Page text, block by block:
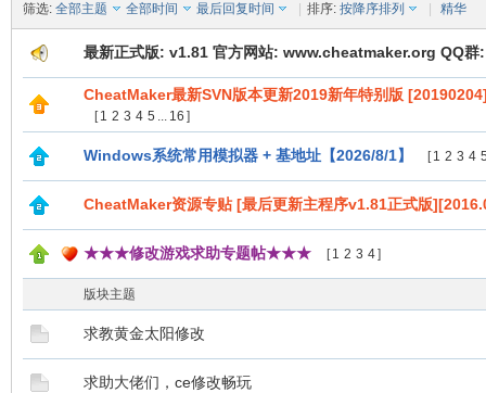
筛选: 全部主题 全部时间 最后回复时间 排序: 按降序排列 精华
最新正式版: v1.81 官方网站: www.cheatmaker.org QQ群
CheatMaker最新SVN版本更新2019新年特别版
[ 1 2 3 4 5 ... 16 ]
Windows系统常用模拟器 + 基地址【2026/8/1】 [ 1 2 3 4
CheatMaker资源专贴 [最后更新主程序v1.81正式版
★★★修改游戏求助专题帖★★★ [ 1 2 3 4]
版块主题
求教黄金太阳修改
求助大佬们，ce修改畅玩